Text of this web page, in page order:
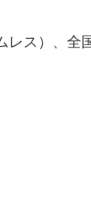
レス）、全